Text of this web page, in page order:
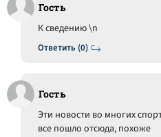
Гость
Ответить (0)
К сведению \n
Гость
Эти новости во многих
все пошло отсюда, похоже